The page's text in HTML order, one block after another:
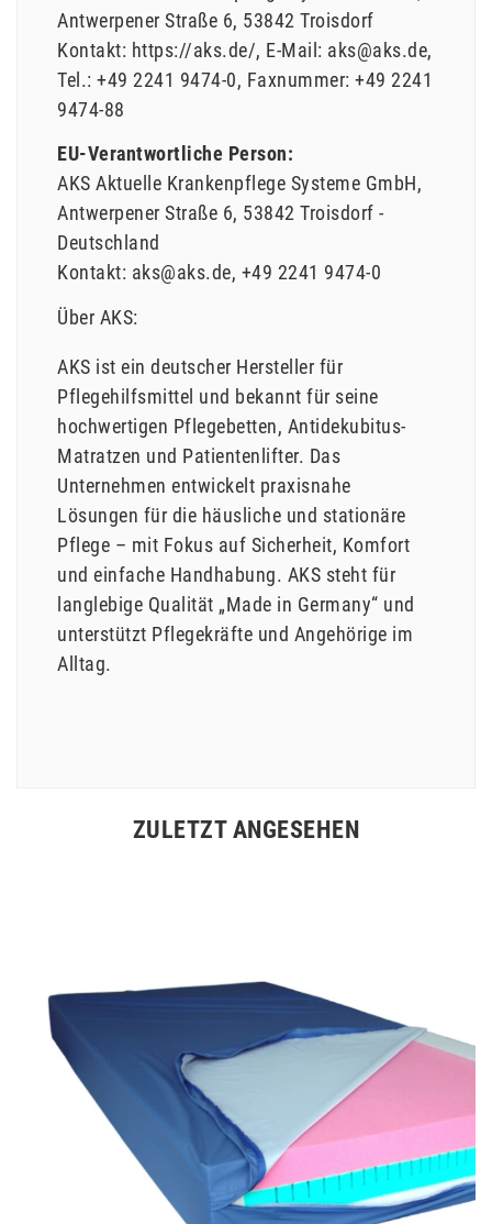
Antwerpener Straße 6 53842 Troisdorf
Kontakt: https://aks.de/ E-Mail: aks@aks.de
Tel.: +49 2241 9474-0 Faxnummer: +49 2241
9474-88
EU-Verantwortliche Person:
AKS Aktuelle Krankenpflege Systeme GmbH
Antwerpener Straße 6 53842 Troisdorf
Deutschland
Kontakt: aks@aks.de +49 2241 9474-0
Über AKS:
AKS ist ein deutscher Hersteller für
Pflegehilfsmittel und bekannt für seine
hochwertigen Pflegebetten, Antidekubitus-
Matratzen und Patientenlifter. Das
Unternehmen entwickelt praxisnahe
Lösungen für die häusliche und stationäre
Pflege – mit Fokus auf Sicherheit, Komfort
und einfache Handhabung. AKS steht für
langlebige Qualität „Made in Germany“ und
unterstützt Pflegekräfte und Angehörige im
Alltag.
ZULETZT ANGESEHEN